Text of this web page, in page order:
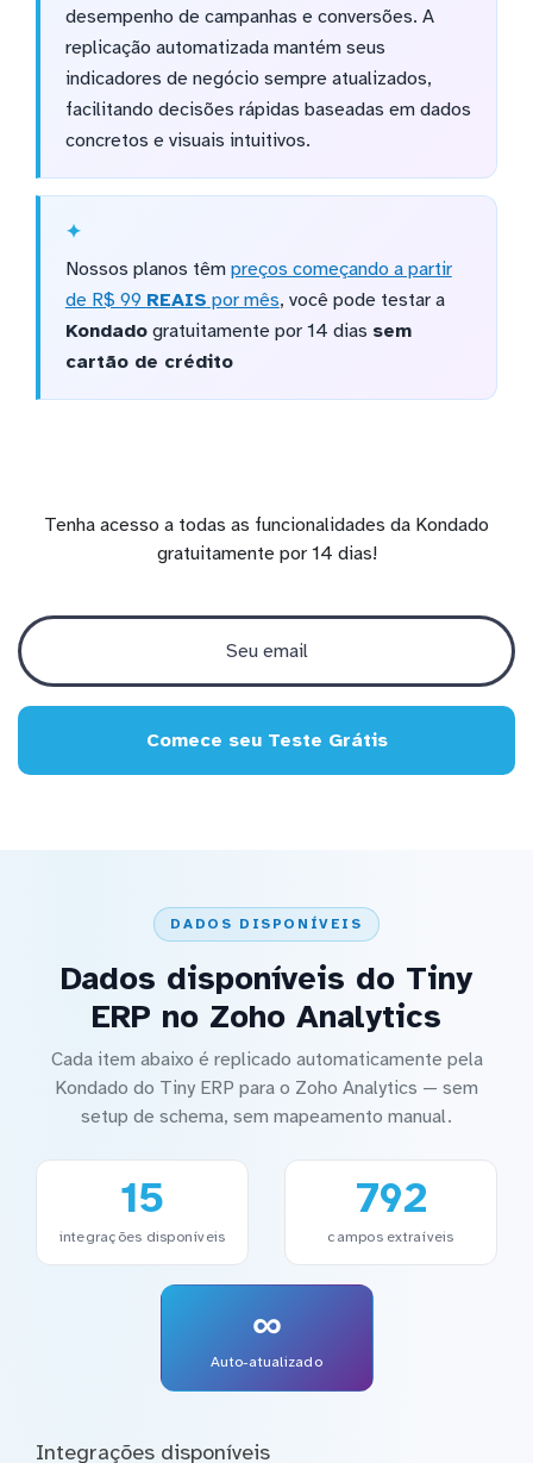
desempenho de campanhas e conversões. A
replicação automatizada mantém seus
indicadores de negócio sempre atualizados,
facilitando decisões rápidas baseadas em dados
concretos e visuais intuitivos.
Nossos planos têm preços começando a partir
de R$ 99 REAIS por mês, você pode testar a
Kondadogratuitamente por 14 dias sem
cartão de crédito
Tenha acesso a todas as funcionalidades da Kondado
gratuitamente por 14 dias!
Comece seu Teste Grátis
DADOS DISPONÍVEIS
Dados disponíveis do Tiny
ERP no Zoho Analytics
Cada item abaixo é replicado automaticamente pela
Kondado do Tiny ERP para o Zoho Analytics — sem
setup de schema, sem mapeamento manual.
15
integrações disponíveis
792
campos extraíveis
∞
Auto-atualizado
Integrações disponíveis